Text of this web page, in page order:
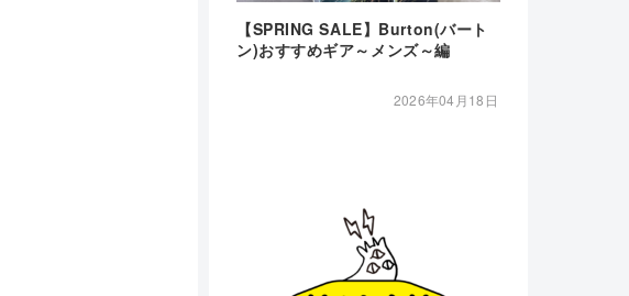
【SPRING SALE】Burton(バート
ン)おすすめギア～メンズ～編
2026年04月18日